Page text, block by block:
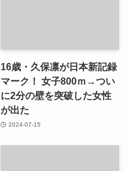
16歳・久保凛が日本新記録
マーク！ 女子800ｍ→つい
に2分の壁を突破した女性
が出た
2024-07-15